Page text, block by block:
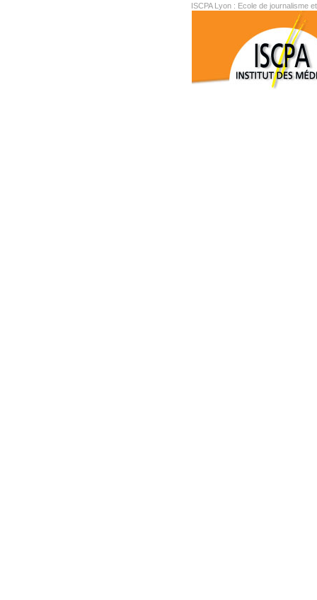
ISCPA Lyon : Ecole de journalisme